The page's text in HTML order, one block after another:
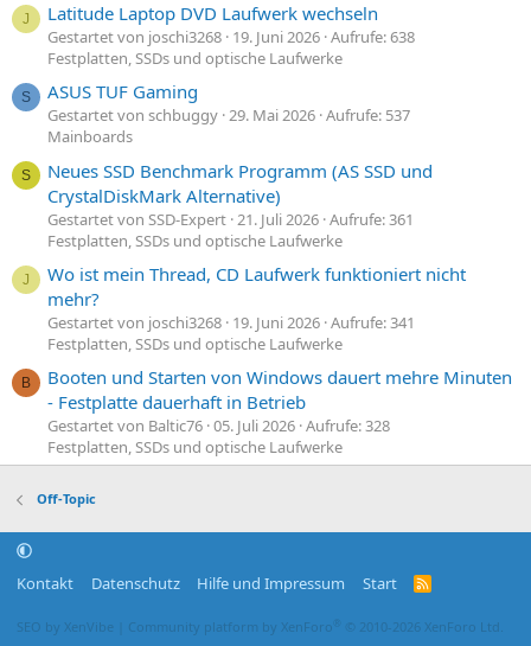
J Latitude Laptop DVD Laufwerk wechseln
Gestartet von joschi3268 19. Juni 2026 Aufrufe: 638
Festplatten, SSDs und optische Laufwerke
S ASUS TUF Gaming
Gestartet von schbuggy 29. Mai 2026 Aufrufe: 537
Mainboards
S
Neues SSD Benchmark Programm (AS SSD und
CrystalDiskMark Alternative)
Gestartet von SSD-Expert 21. Juli 2026 Aufrufe: 361
Festplatten, SSDs und optische Laufwerke
J
Wo ist mein Thread, CD Laufwerk funktioniert nicht
mehr?
Gestartet von joschi3268 19. Juni 2026 Aufrufe: 341
Festplatten, SSDs und optische Laufwerke
B
Booten und Starten von Windows dauert mehre Minuten
- Festplatte dauerhaft in Betrieb
Gestartet von Baltic76 05. Juli 2026 Aufrufe: 328
Festplatten, SSDs und optische Laufwerke
Off-Topic
Kontakt Datenschutz Hilfe und Impressum Start
R
SEO by XenVibe Community platform by XenForo ® © 2010-2026 XenForo Ltd.